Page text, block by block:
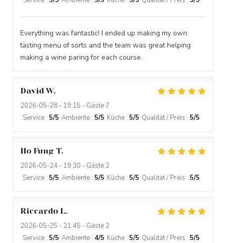
Everything was fantastic! I ended up making my own
tasting menu of sorts and the team was great helping
making a wine paring for each course.
David W
2026-05-28 - 19:15 - Gäste 7
Service : 5/5 Ambiente : 5/5 Küche : 5/5 Qualität / Preis : 5/5
Ho Fung T
2026-05-24 - 19:30 - Gäste 2
Service : 5/5 Ambiente : 5/5 Küche : 5/5 Qualität / Preis : 5/5
Riccardo L
2026-05-25 - 21:45 - Gäste 2
Service : 5/5 Ambiente : 4/5 Küche : 5/5 Qualität / Preis : 5/5